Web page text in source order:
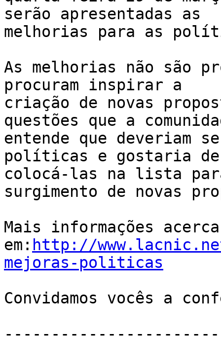
serão apresentadas as
melhorias para as
As melhorias não são
procuram inspirar a
criação de novas
questões que a
entende que deveriam
políticas e gostaria
colocá-las na lista
surgimento de novas
Mais informações
em: http://
mejoras-politicas
Convidamos vocês a